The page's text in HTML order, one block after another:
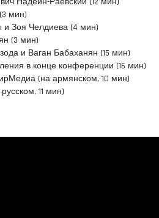
мин)
и Зоя Челдиева (4 мин)
(3 мин)
и Ваган Бабаханян (15 мин)
в конце конференции (16 мин)
(на армянском, 10 мин)
11 мин)